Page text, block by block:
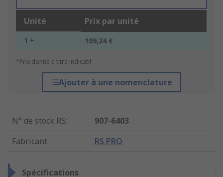
Unité Prix par unité
1 + 109,24 €
*Prix donné à titre indicatif
Ajouter à une nomenclature
N° de stock RS:
907-6403
Fabricant: RS PRO
Spécifications